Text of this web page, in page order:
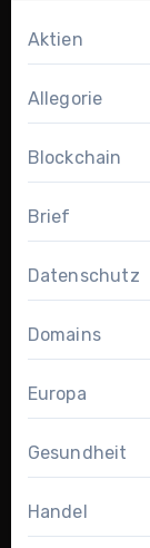
Aktien
Allegorie
Blockchain
Brief
Datenschutz
Domains
Europa
Gesundheit
Handel